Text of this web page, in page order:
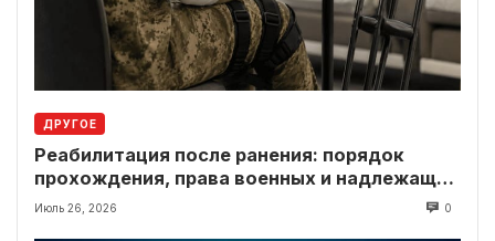
ДРУГОЕ
Реабилитация после ранения: порядок
прохождения, права военных и надлежащие
выплаты
Июль 26, 2026 0